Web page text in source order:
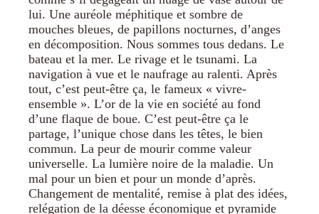
lui. Une auréole méphitique et sombre de
mouches bleues, de papillons nocturnes, d’anges
en décomposition. Nous sommes tous dedans. Le
bateau et la mer. Le rivage et le tsunami. La
navigation à vue et le naufrage au ralenti. Après
tout, c’est peut-être ça, le fameux « vivre-
ensemble ». L’or de la vie en société au fond
d’une flaque de boue. C’est peut-être ça le
partage, l’unique chose dans les têtes, le bien
commun. La peur de mourir comme valeur
universelle. La lumière noire de la maladie. Un
mal pour un bien et pour un monde d’après.
Changement de mentalité, remise à plat des idées,
relégation de la déesse économique et pyramide